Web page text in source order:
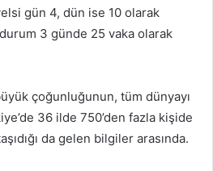
gün 4, dün ise 10 olarak
3 günde 25 vaka olarak
çoğunluğunun, tüm dünyayı
36 ilde 750’den fazla kişide
da gelen bilgiler arasında.